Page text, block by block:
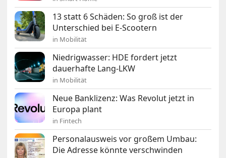
13 statt 6 Schäden: So groß ist der
Unterschied bei E-Scootern
in Mobilität
Niedrigwasser: HDE fordert jetzt
dauerhafte Lang-LKW
in Mobilität
Neue Banklizenz: Was Revolut jetzt in
Europa plant
in Fintech
Personalausweis vor großem Umbau:
Die Adresse könnte verschwinden